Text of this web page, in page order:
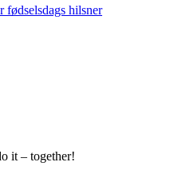
fødselsdags hilsner
it – together!